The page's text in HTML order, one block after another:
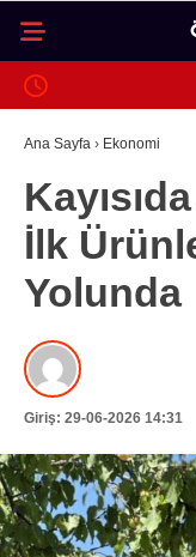
GALERİ
MALATYA
İLÇELER
ASAYIŞ
SPOR
GÜNDEM
EKONOMI
SAĞLIK
Ana Sayfa › Ekonomi
İlk
Yolunda
Giriş: 29-06-2026 14:31